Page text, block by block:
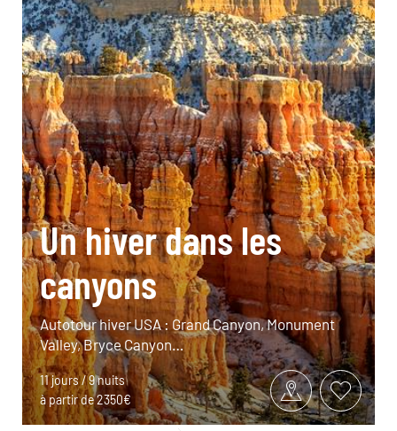
Un hiver dans les
canyons
Autotour hiver USA : Grand Canyon, Monument
Valley, Bryce Canyon…
11 jours / 9 nuits
à partir de 2350€